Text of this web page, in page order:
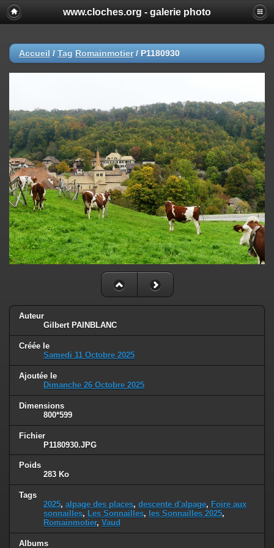
www.cloches.org - galerie photo
Accueil / Tag Romainmotier/ P1180930
Auteur
Gilbert PAINBLANC
Créée le
Samedi 11 Octobre 2025
Ajoutée le
Dimanche 26 Octobre 2025
Dimensions
800*599
Fichier
P1180930.JPG
Poids
283 Ko
Tags
2025, alpage des places, descente d'alpage, Foire aux
sonnailles, Les Sonnailles, les Sonnailles 2025,
Romainmotier, Vaud
Albums